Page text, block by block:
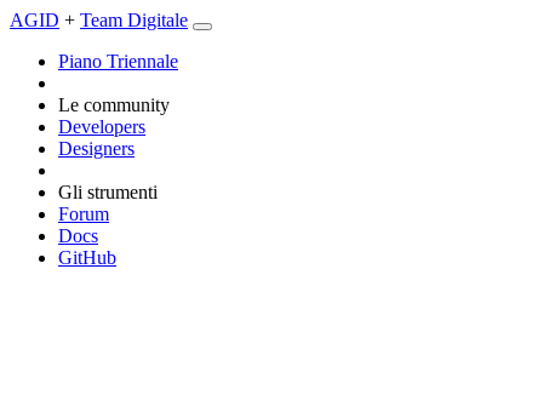
AGID + Team Digitale
Piano Triennale
Le community
Developers
Designers
Gli strumenti
Forum
Docs
GitHub